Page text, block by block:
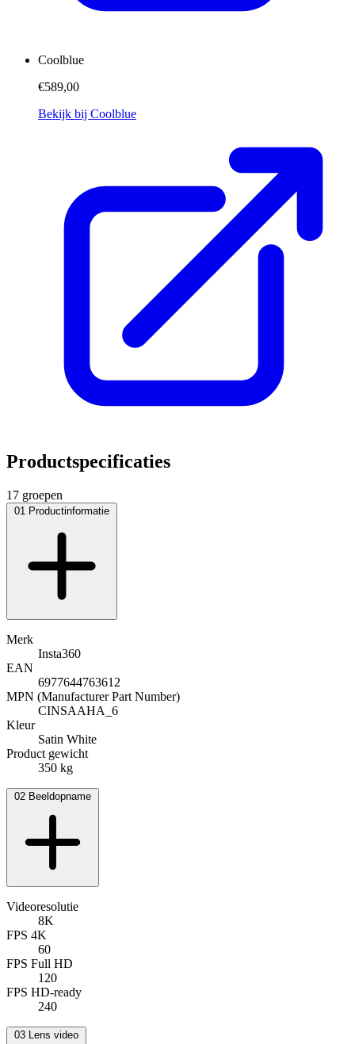
Coolblue
€589,00
Bekijk bij Coolblue
Productspecificaties
17 groepen
01 Productinformatie
Merk
Insta360
EAN
6977644763612
MPN (Manufacturer Part Number)
CINSAAHA_6
Kleur
Satin White
Product gewicht
350 kg
02 Beeldopname
Videoresolutie
8K
FPS 4K
60
FPS Full HD
120
FPS HD-ready
240
03 Lens video